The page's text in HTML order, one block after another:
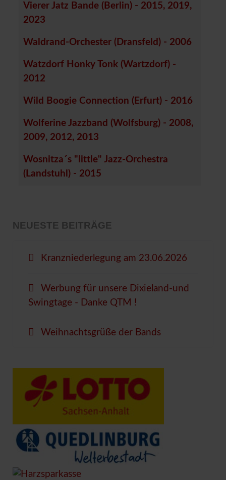
Vierer Jatz Bande (Berlin) - 2015, 2019,
2023
Waldrand-Orchester (Dransfeld) - 2006
Watzdorf Honky Tonk (Wartzdorf) -
2012
Wild Boogie Connection (Erfurt) - 2016
Wolferine Jazzband (Wolfsburg) - 2008,
2009, 2012, 2013
Wosnitza´s "little" Jazz-Orchestra
(Landstuhl) - 2015
NEUESTE BEITRÄGE
Kranzniederlegung am 23.06.2026
Werbung für unsere Dixieland-und
Swingtage - Danke QTM !
Weihnachtsgrüße der Bands